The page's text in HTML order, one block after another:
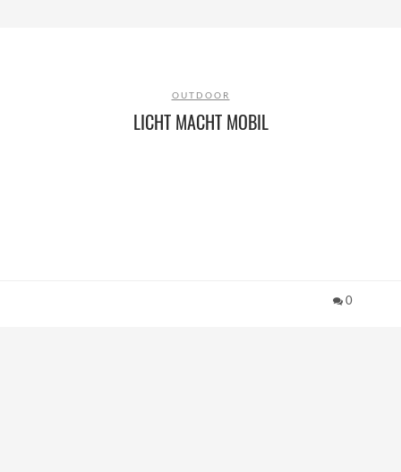
OUTDOOR
LICHT MACHT MOBIL
0